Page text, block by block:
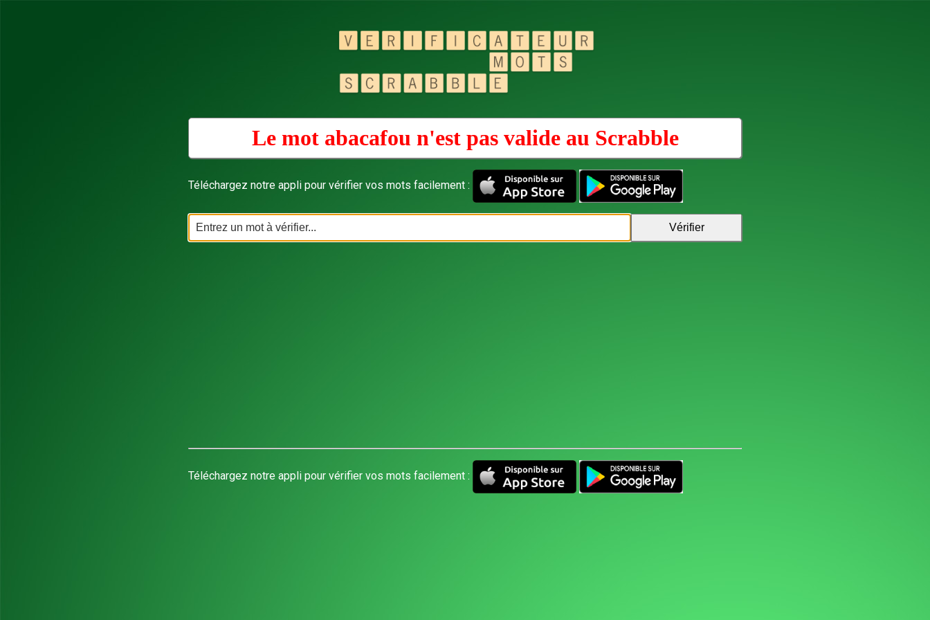
Le mot abacafou n'est pas valide au Scrabble
Téléchargez notre appli pour vérifier vos mots facilement :
Téléchargez notre appli pour vérifier vos mots facilement :